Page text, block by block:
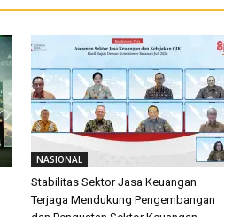
NASIONAL
Stabilitas Sektor Jasa Keuangan
Terjaga Mendukung Pengembangan